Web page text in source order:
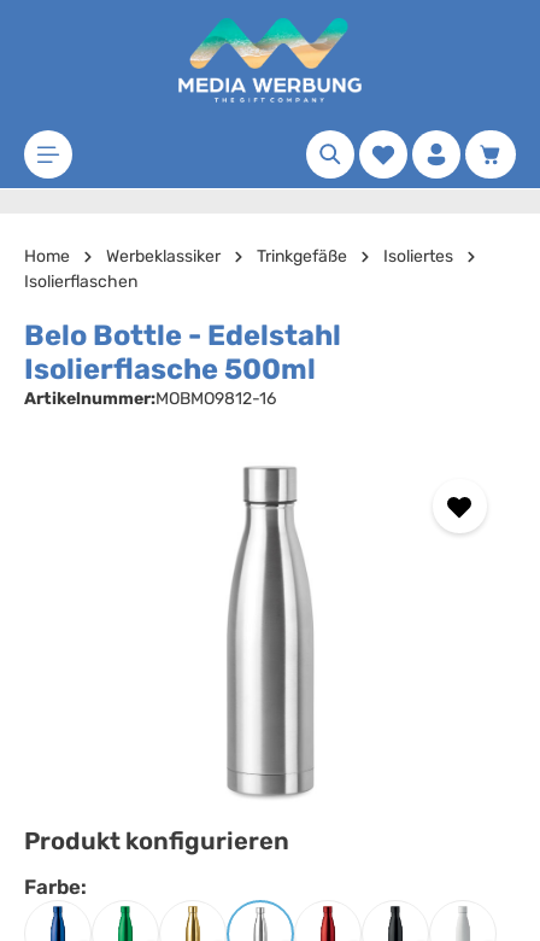
Zum Hauptinhalt springen
Merkzettel
Home Werbeklassiker Trinkgefäße
Isoliertes
Isolierflaschen
Belo Bottle - Edelstahl
Isolierflasche 500ml
Artikelnummer:MOBMO9812-16
Produkt konfigurieren
Farbe:
Farbe auswählen